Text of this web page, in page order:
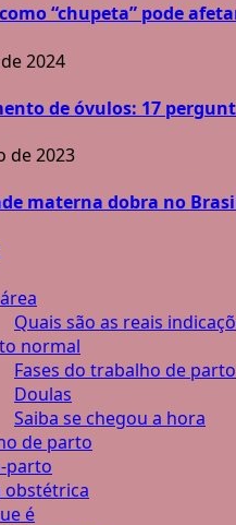
“chupeta” pode
2024
de óvulos: 17
de 2023
materna dobra no
Quais são as reais
normal
Fases do trabalho de parto
Doulas
Saiba se chegou a hora
de parto
parto
obstétrica
é